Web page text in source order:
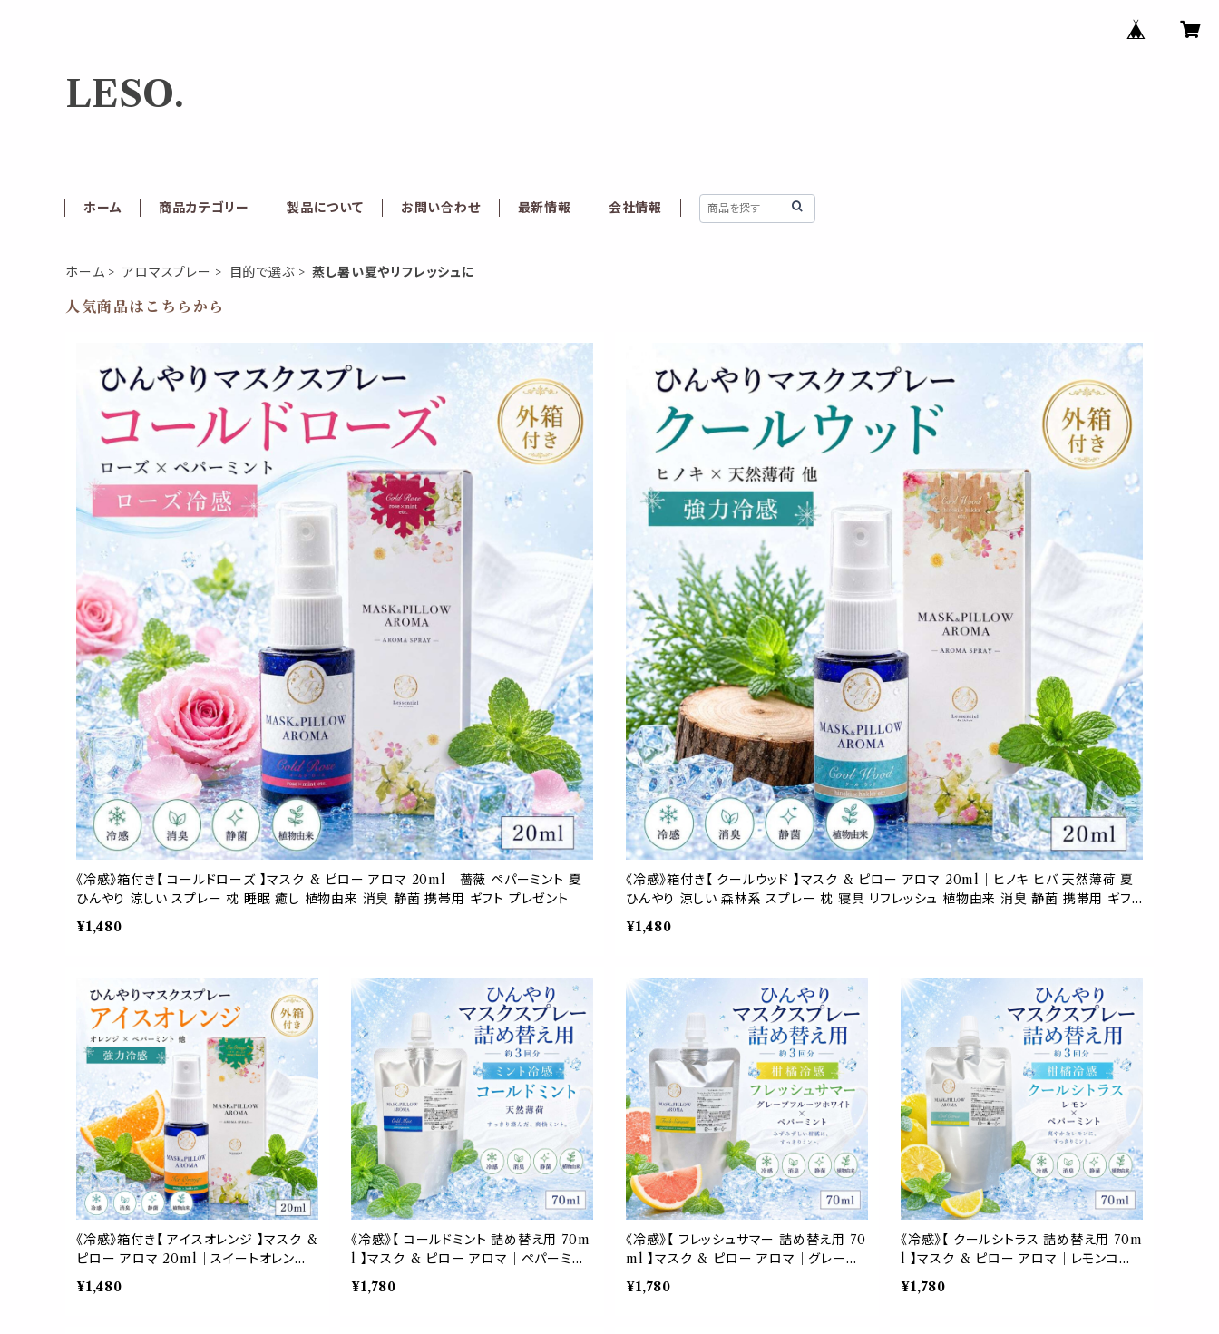
LESO.
ホーム 商品カテゴリー 製品について お問い合わせ 最新情報 会社情報
ホーム アロマスプレー 目的で選ぶ 蒸し暑い夏やリフレッシュに
人気商品はこちらから
《冷感》箱付き【 コールドローズ 】マスク & ピロー アロマ 20ml｜薔薇 ペパーミント 夏
ひんやり 涼しい スプレー 枕 睡眠 癒し 植物由来 消臭 静菌 携帯用 ギフト プレゼント
¥1,480
《冷感》箱付き【 クールウッド 】マスク & ピロー アロマ 20ml｜ヒノキ ヒバ 天然薄荷 夏
ひんやり 涼しい 森林系 スプレー 枕 寝具 リフレッシュ 植物由来 消臭 静菌 携帯用 ギフト
プレゼント
¥1,480
《冷感》箱付き【 アイスオレンジ 】マスク &
ピロー アロマ 20ml｜スイートオレンジ
ペパーミント 夏 ひんやり 涼しい スプレー
枕 睡眠 癒し 植物由来 消臭 静菌 携帯用
¥1,480
《冷感》【 コールドミント 詰め替え用 70m
l 】マスク & ピロー アロマ｜ペパーミン
ト 国産天然薄荷 夏 ひんやり 涼しい 詰替
パウチ 約3回分 消臭 静菌 冷感 アロマス
¥1,780
《冷感》【 フレッシュサマー 詰め替え用 70
ml 】マスク & ピロー アロマ｜グレープ
フルーツホワイト ペパーミント 柑橘 夏 ひ
んやり 涼しい 詰替パウチ 約3回分 消臭
¥1,780
《冷感》【 クールシトラス 詰め替え用 70m
l 】マスク & ピロー アロマ｜レモンコー
ルドプレスト ペパーミント 天然薄荷 夏 ひ
んやり 涼しい 詰替パウチ 約3回分 消臭
¥1,780